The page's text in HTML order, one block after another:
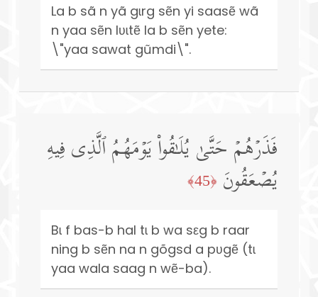
La b sã n yã gɩrg sẽn yi saasẽ wã
n yaa sẽn lʋɩtẽ la b sẽn yete:
\"yaa sawat gũmdi\".
فَذَرۡهُمۡ حَتَّىٰ یُلَـٰقُوا۟ یَوۡمَهُمُ ٱلَّذِی فِیهِ
یُصۡعَقُونَ ﴿45﴾
Bɩ f bas-b hal tɩ b wa sεg b raar
ning b sẽn na n gõgsd a pʋgẽ (tɩ
yaa wala saag n wẽ-ba).